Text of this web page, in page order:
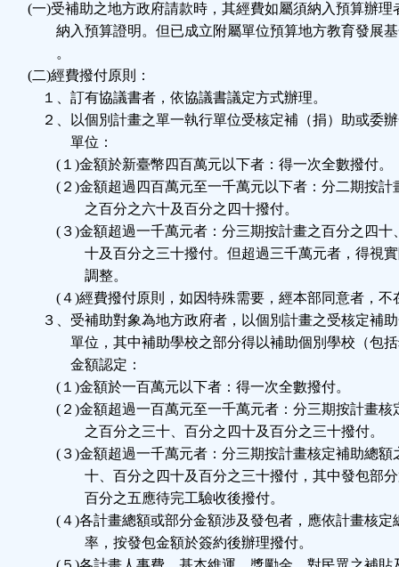
(一)受補助之地方政府請款時，其經費如屬須納入預算辦理
納入預算證明。但已成立附屬單位預算地方教育發展基
。
(二)經費撥付原則：
１、訂有協議書者，依協議書議定方式辦理。
２、以個別計畫之單一執行單位受核定補（捐）助或委辦
單位：
(１)金額於新臺幣四百萬元以下者：得一次全數撥付。
(２)金額超過四百萬元至一千萬元以下者：分二期按計
之百分之六十及百分之四十撥付。
(３)金額超過一千萬元者：分三期按計畫之百分之四十
十及百分之三十撥付。但超過三千萬元者，得視實
調整。
(４)經費撥付原則，如因特殊需要，經本部同意者，不
３、受補助對象為地方政府者，以個別計畫之受核定補助
單位，其中補助學校之部分得以補助個別學校（包括
金額認定：
(１)金額於一百萬元以下者：得一次全數撥付。
(２)金額超過一百萬元至一千萬元者：分三期按計畫核
之百分之三十、百分之四十及百分之三十撥付。
(３)金額超過一千萬元者：分三期按計畫核定補助總額
十、百分之四十及百分之三十撥付，其中發包部分
百分之五應待完工驗收後撥付。
(４)各計畫總額或部分金額涉及發包者，應依計畫核定
率，按發包金額於簽約後辦理撥付。